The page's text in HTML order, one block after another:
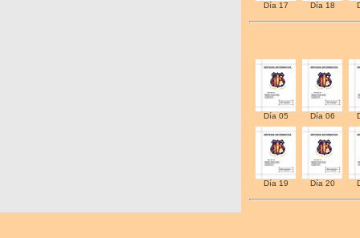
Día 17 Día 18
Día 05 Día 06
Día 19 Día 20